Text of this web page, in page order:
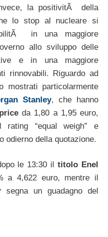
la positivitÃ della
lo stop al nucleare si
in una maggiore
allo sviluppo delle
e in una maggiore
rinnovabili. Riguardo ad
mostrati particolarmente
Stanley, che hanno
da 1,80 a 1,95 euro,
rating “equal weigh” e
odierno della quotazione.
le 13:30 iltitolo Enel
a 4,622 euro, mentre il
segna un guadagno del